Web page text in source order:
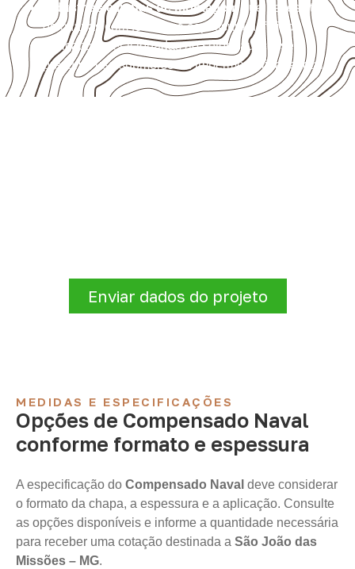
Indústrias e linhas de montagem que necessitam
de chapas com formato e espessura definidos.
Aplicações relacionadas ao setor náutico, sem
presumir uso submerso ou impermeabilidade total.
Enviar dados do projeto
MEDIDAS E ESPECIFICAÇÕES
Opções de Compensado Naval
conforme formato e espessura
A especificação do Compensado Naval deve considerar
o formato da chapa, a espessura e a aplicação. Consulte
as opções disponíveis e informe a quantidade necessária
para receber uma cotação destinada a São João das
Missões – MG.